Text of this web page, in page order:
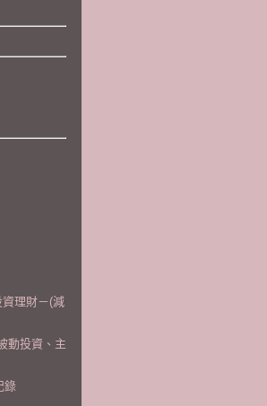
理財－(減
動投資、主
錄